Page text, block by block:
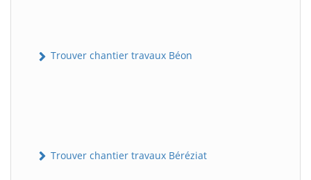
Trouver chantier travaux Béon
Trouver chantier travaux Béréziat